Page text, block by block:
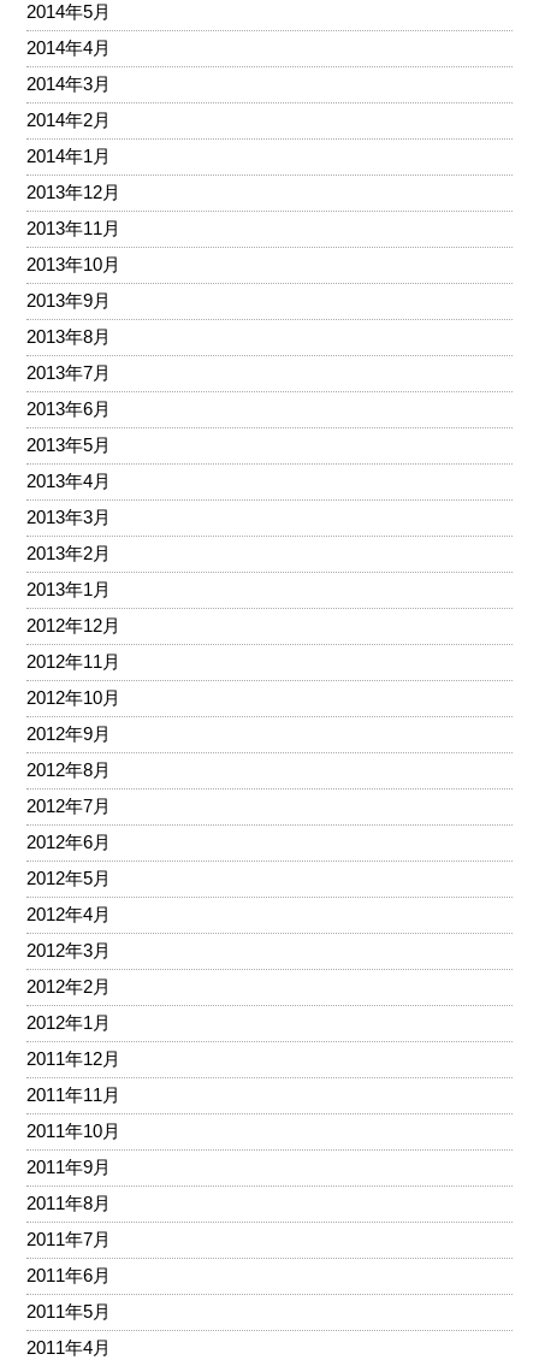
2014年5月
2014年4月
2014年3月
2014年2月
2014年1月
2013年12月
2013年11月
2013年10月
2013年9月
2013年8月
2013年7月
2013年6月
2013年5月
2013年4月
2013年3月
2013年2月
2013年1月
2012年12月
2012年11月
2012年10月
2012年9月
2012年8月
2012年7月
2012年6月
2012年5月
2012年4月
2012年3月
2012年2月
2012年1月
2011年12月
2011年11月
2011年10月
2011年9月
2011年8月
2011年7月
2011年6月
2011年5月
2011年4月